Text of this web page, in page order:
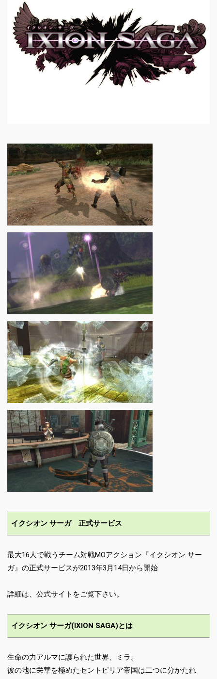
イクシオン サーガ 正式サービス
最大16人で戦うチーム対戦MOアクション『イクシオン サー
ガ』の正式サービスが2013年3月14日から開始
詳細は、公式サイトをご覧下さい。
イクシオン サーガ(IXION SAGA)とは
生命の力アルマに護られた世界、ミラ。
彼の地に栄華を極めたセントピリア帝国は二つに分かたれ